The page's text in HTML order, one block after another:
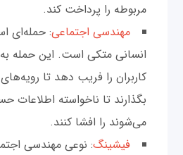
مربوطه را پرداخت کند.
مهندسی اجتماعی: حمله‌ای
انسانی متکی است. این حمله
کاربران را فریب دهد تا رویه‌های
بگذارند تا ناخواسته
می‌شوند را افشا کنند.
فیشینگ: نوعی مهندسی